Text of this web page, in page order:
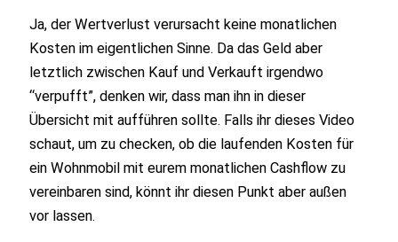
Ja, der Wertverlust verursacht keine monatlichen
Kosten im eigentlichen Sinne. Da das Geld aber
letztlich zwischen Kauf und Verkauft irgendwo
“verpufft”, denken wir, dass man ihn in dieser
Übersicht mit aufführen sollte. Falls ihr dieses Video
schaut, um zu checken, ob die laufenden Kosten für
ein Wohnmobil mit eurem monatlichen Cashflow zu
vereinbaren sind, könnt ihr diesen Punkt aber außen
vor lassen.